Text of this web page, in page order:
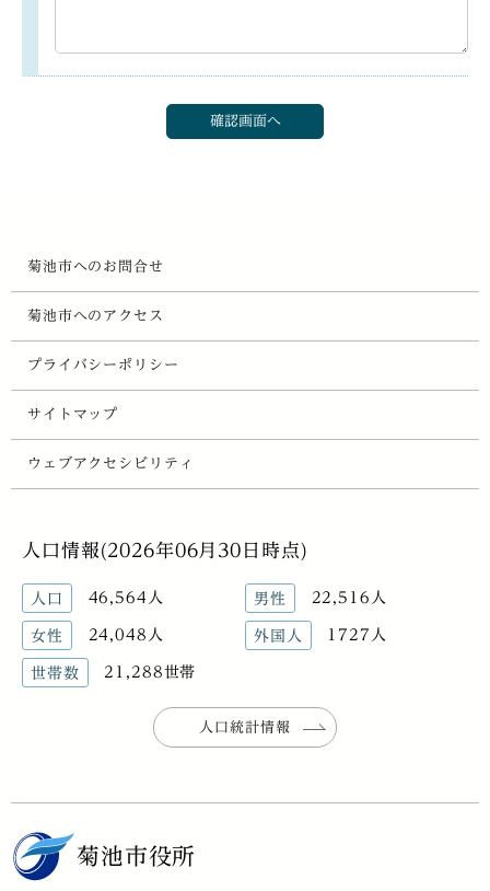
菊池市へのお問合せ
菊池市へのアクセス
プライバシーポリシー
サイトマップ
ウェブアクセシビリティ
人口情報(2026年06月30日時点)
人口 46,564人 男性 22,516人
女性 24,048人 外国人 1727人
世帯数 21,288世帯
人口統計情報
菊池市役所